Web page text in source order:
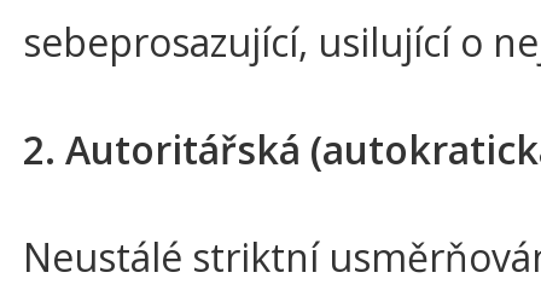
sebeprosazující, usilující o
2. Autoritářská
Neustálé striktní